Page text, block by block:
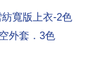
寬版上衣-2色
外套．3色